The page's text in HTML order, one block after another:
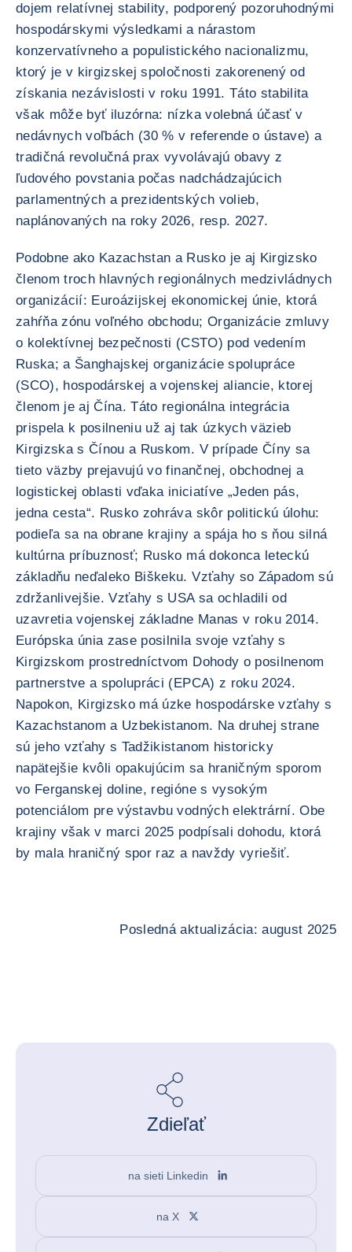
dojem relatívnej stability, podporený pozoruhodnými
hospodárskymi výsledkami a nárastom
konzervatívneho a populistického nacionalizmu,
ktorý je v kirgizskej spoločnosti zakorenený od
získania nezávislosti v roku 1991. Táto stabilita
však môže byť iluzórna: nízka volebná účasť v
nedávnych voľbách (30 % v referende o ústave) a
tradičná revolučná prax vyvolávajú obavy z
ľudového povstania počas nadchádzajúcich
parlamentných a prezidentských volieb,
naplánovaných na roky 2026, resp. 2027.
Podobne ako Kazachstan a Rusko je aj Kirgizsko
členom troch hlavných regionálnych medzivládnych
organizácií: Euroázijskej ekonomickej únie, ktorá
zahŕňa zónu voľného obchodu; Organizácie zmluvy
o kolektívnej bezpečnosti (CSTO) pod vedením
Ruska; a Šanghajskej organizácie spolupráce
(SCO), hospodárskej a vojenskej aliancie, ktorej
členom je aj Čína. Táto regionálna integrácia
prispela k posilneniu už aj tak úzkych väzieb
Kirgizska s Čínou a Ruskom. V prípade Číny sa
tieto väzby prejavujú vo finančnej, obchodnej a
logistickej oblasti vďaka iniciatíve „Jeden pás,
jedna cesta“. Rusko zohráva skôr politickú úlohu:
podieľa sa na obrane krajiny a spája ho s ňou silná
kultúrna príbuznosť; Rusko má dokonca leteckú
základňu neďaleko Biškeku. Vzťahy so Západom sú
zdržanlivejšie. Vzťahy s USA sa ochladili od
uzavretia vojenskej základne Manas v roku 2014.
Európska únia zase posilnila svoje vzťahy s
Kirgizskom prostredníctvom Dohody o posilnenom
partnerstve a spolupráci (EPCA) z roku 2024.
Napokon, Kirgizsko má úzke hospodárske vzťahy s
Kazachstanom a Uzbekistanom. Na druhej strane
sú jeho vzťahy s Tadžikistanom historicky
napätejšie kvôli opakujúcim sa hraničným sporom
vo Ferganskej doline, regióne s vysokým
potenciálom pre výstavbu vodných elektrární. Obe
krajiny však v marci 2025 podpísali dohodu, ktorá
by mala hraničný spor raz a navždy vyriešiť.
Posledná aktualizácia: august 2025
Zdieľať
na sieti Linkedin
na X